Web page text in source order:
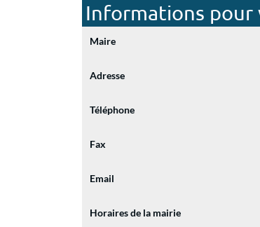
Informations pour
Maire
Adresse
Téléphone
Fax
Email
Horaires de la mairie